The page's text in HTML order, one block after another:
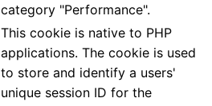
category "Performance".
This cookie is native to PHP
applications. The cookie is used
to store and identify a users'
unique session ID for the